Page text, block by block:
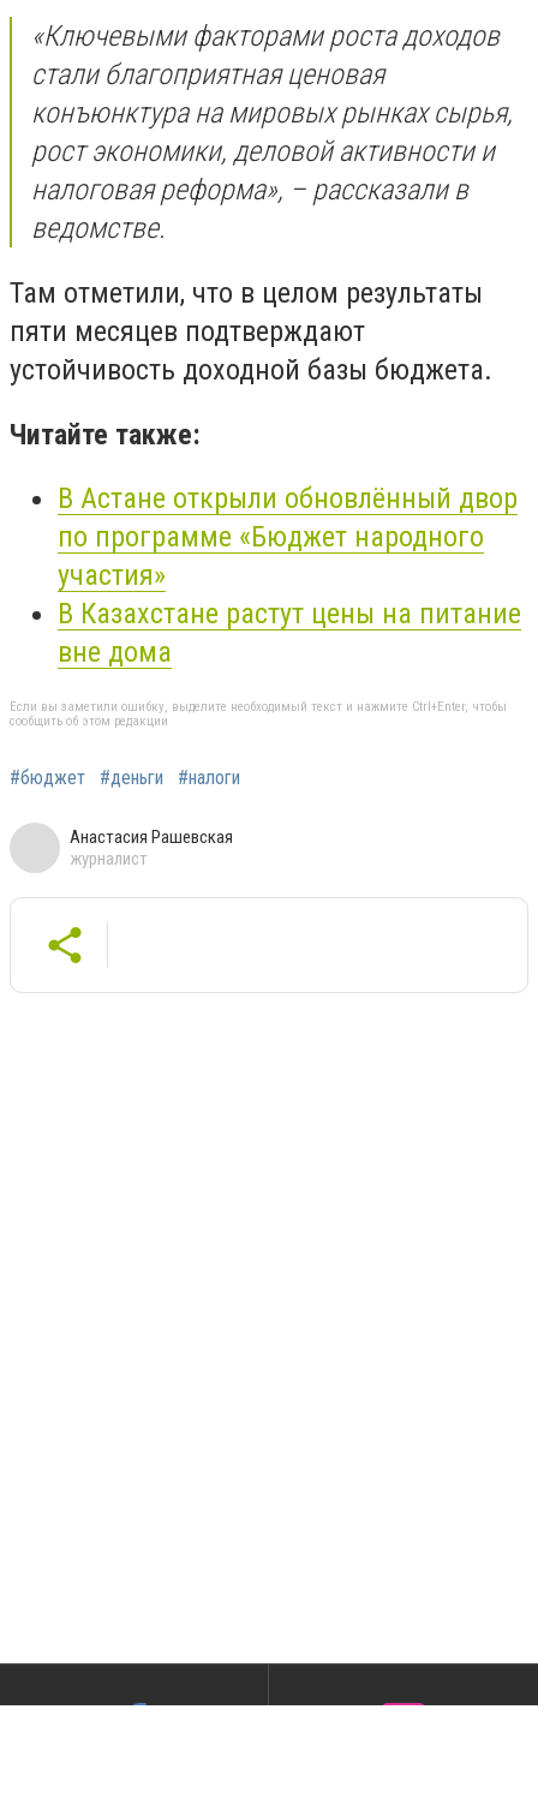
«Ключевыми факторами роста доходов
стали благоприятная ценовая
конъюнктура на мировых рынках сырья,
рост экономики, деловой активности и
налоговая реформа», – рассказали в
ведомстве.
Там отметили, что в целом результаты
пяти месяцев подтверждают
устойчивость доходной базы бюджета.
Читайте также:
В Астане открыли обновлённый двор
по программе «Бюджет народного
участия»
В Казахстане растут цены на питание
вне дома
Если вы заметили ошибку, выделите необходимый текст и нажмите Ctrl+Enter, чтобы
сообщить об этом редакции
#бюджет #деньги #налоги
Анастасия Рашевская
журналист